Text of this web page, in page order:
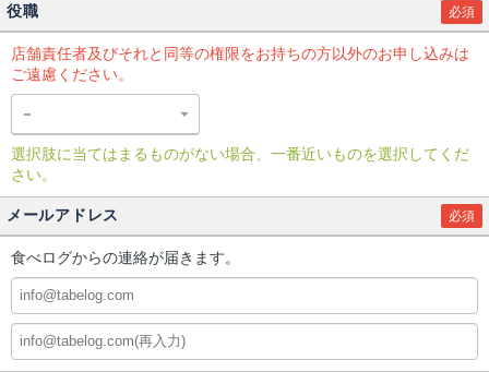
役職 必須
店舗責任者及びそれと同等の権限をお持ちの方以外のお申し込みは
ご遠慮ください。
選択肢に当てはまるものがない場合、一番近いものを選択してくだ
さい。
メールアドレス 必須
食べログからの連絡が届きます。